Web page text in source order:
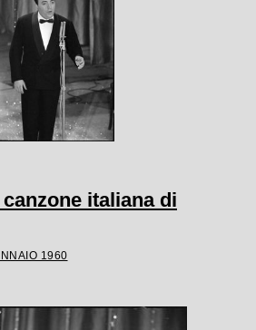
italiana di
1960